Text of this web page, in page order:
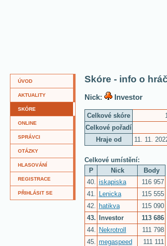
ÚVOD
AKTUALITY
SKÓRE
ONLINE
SPRÁVCI
OTÁZKY
HLASOVÁNÍ
REGISTRACE
PŘIHLÁSIT SE
Skóre - info o
Nick: Investor
Celkové skóre
Celkové pořadí
Hraje od
11. 11.
Celkové umístění:
P
Nick
Body
40.
iskapiska
116 957
41.
Lenicka
115 555
42.
hatikva
115 090
43.
Investor
113 686
44.
Nekrotroll
111 798
45.
megaspeed
111 111